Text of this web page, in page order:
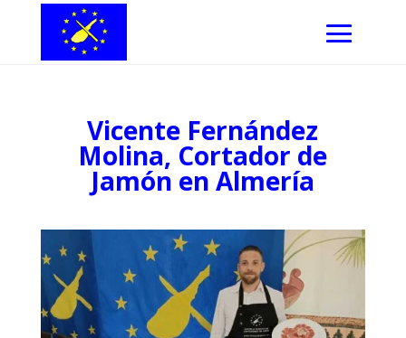
Vicente Fernández
Molina, Cortador de
Jamón en Almería